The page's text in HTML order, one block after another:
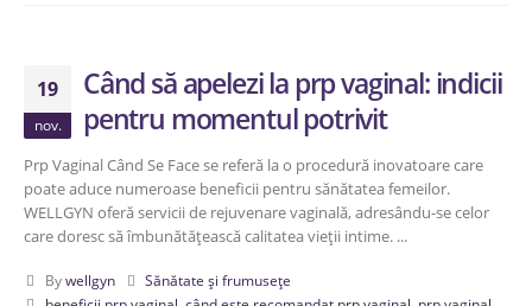
19
nov.
Când să apelezi la prp vaginal: indicii
pentru momentul potrivit
Prp Vaginal Când Se Face se referă la o procedură inovatoare care
poate aduce numeroase beneficii pentru sănătatea femeilor.
WELLGYN oferă servicii de rejuvenare vaginală, adresându-se celor
care doresc să îmbunătățească calitatea vieții intime. ...
Bywellgyn
Sănătate și frumusețe